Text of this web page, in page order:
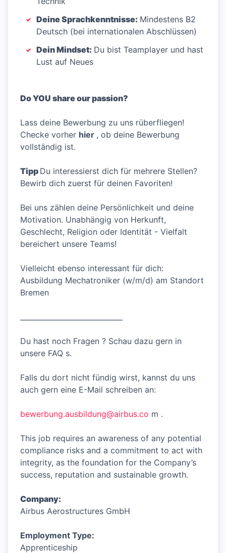
Deine Sprachkenntnisse: Mindestens B2
Deutsch (bei internationalen Abschlüssen)
Dein Mindset: Du bist Teamplayer und hast
Lust auf Neues
Do YOU share our passion?
Lass deine Bewerbung zu uns rüberfliegen!
Checke vorher hier , ob deine Bewerbung
vollständig ist.
Tipp Du interessierst dich für mehrere Stellen?
Bewirb dich zuerst für deinen Favoriten!
Bei uns zählen deine Persönlichkeit und deine
Motivation. Unabhängig von Herkunft,
Geschlecht, Religion oder Identität - Vielfalt
bereichert unsere Teams!
Vielleicht ebenso interessant für dich:
Ausbildung Mechatroniker (w/m/d) am Standort
Bremen
Du hast noch Fragen ? Schau dazu gern in
unsere FAQ s.
Falls du dort nicht fündig wirst, kannst du uns
auch gern eine E-Mail schreiben an:
bewerbung.ausbildung@airbus.co m .
This job requires an awareness of any potential
compliance risks and a commitment to act with
integrity, as the foundation for the Company’s
success, reputation and sustainable growth.
Company:
Airbus Aerostructures GmbH
Employment Type:
Apprenticeship